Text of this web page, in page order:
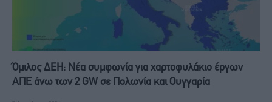
Όμιλος ΔΕΗ: Νέα συμφωνία για χαρτοφυλάκιο έργων
ΑΠΕ άνω των 2 GW σε Πολωνία και Ουγγαρία